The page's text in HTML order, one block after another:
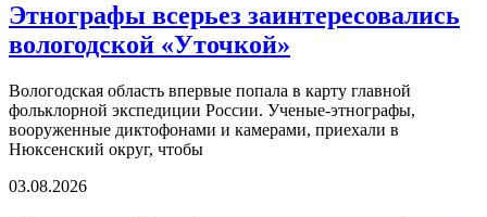
Этнографы всерьез заинтересовались
вологодской «Уточкой»
Вологодская область впервые попала в карту главной
фольклорной экспедиции России. Ученые-этнографы,
вооруженные диктофонами и камерами, приехали в
Нюксенский округ, чтобы
03.08.2026